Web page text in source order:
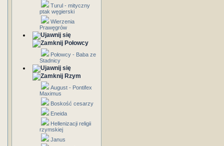
Turul - mityczny
ptak węgierski
Wierzenia
Prawęgrów
Połowcy
Połowcy - Baba ze
Stadnicy
Rzym
August - Pontifex
Maximus
Boskość cesarzy
Eneida
Hellenizacji religii
rzymskiej
Janus